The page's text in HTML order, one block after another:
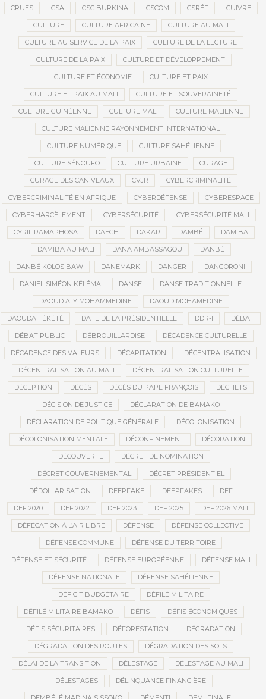
CRUES CSA CSC BURKINA CSCOM CSRÉF CUIVRE
CULTURE CULTURE AFRICAINE CULTURE AU MALI
CULTURE AU SERVICE DE LA PAIX CULTURE DE LA LECTURE
CULTURE DE LA PAIX CULTURE ET DÉVELOPPEMENT
CULTURE ET ÉCONOMIE CULTURE ET PAIX
CULTURE ET PAIX AU MALI CULTURE ET SOUVERAINETÉ
CULTURE GUINÉENNE CULTURE MALI CULTURE MALIENNE
CULTURE MALIENNE RAYONNEMENT INTERNATIONAL
CULTURE NUMÉRIQUE CULTURE SAHÉLIENNE
CULTURE SÉNOUFO CULTURE URBAINE CURAGE
CURAGE DES CANIVEAUX CVJR CYBERCRIMINALITÉ
CYBERCRIMINALITÉ EN AFRIQUE CYBERDÉFENSE CYBERESPACE
CYBERHARCÈLEMENT CYBERSÉCURITÉ CYBERSÉCURITÉ MALI
CYRIL RAMAPHOSA DAECH DAKAR DAMBÉ DAMIBA
DAMIBA AU MALI DANA AMBASSAGOU DANBÉ
DANBÉ KOLOSIBAW DANEMARK DANGER DANGORONI
DANIEL SIMÉON KÉLÉMA DANSE DANSE TRADITIONNELLE
DAOUD ALY MOHAMMEDINE DAOUD MOHAMEDINE
DAOUDA TÉKÉTÉ DATE DE LA PRÉSIDENTIELLE DDR-I DÉBAT
DÉBAT PUBLIC DÉBROUILLARDISE DÉCADENCE CULTURELLE
DÉCADENCE DES VALEURS DÉCAPITATION DÉCENTRALISATION
DÉCENTRALISATION AU MALI DÉCENTRALISATION CULTURELLE
DÉCEPTION DÉCÈS DÉCÈS DU PAPE FRANÇOIS DÉCHETS
DÉCISION DE JUSTICE DÉCLARATION DE BAMAKO
DÉCLARATION DE POLITIQUE GÉNÉRALE DÉCOLONISATION
DÉCOLONISATION MENTALE DÉCONFINEMENT DÉCORATION
DÉCOUVERTE DÉCRET DE NOMINATION
DÉCRET GOUVERNEMENTAL DÉCRET PRÉSIDENTIEL
DÉDOLLARISATION DEEPFAKE DEEPFAKES DEF
DEF 2020 DEF 2022 DEF 2023 DEF 2025 DEF 2026 MALI
DÉFÉCATION À L’AIR LIBRE DÉFENSE DÉFENSE COLLECTIVE
DÉFENSE COMMUNE DÉFENSE DU TERRITOIRE
DÉFENSE ET SÉCURITÉ DÉFENSE EUROPÉENNE DÉFENSE MALI
DÉFENSE NATIONALE DÉFENSE SAHÉLIENNE
DÉFICIT BUDGÉTAIRE DÉFILÉ MILITAIRE
DÉFILÉ MILITAIRE BAMAKO DÉFIS DÉFIS ÉCONOMIQUES
DÉFIS SÉCURITAIRES DÉFORESTATION DÉGRADATION
DÉGRADATION DES ROUTES DÉGRADATION DES SOLS
DÉLAI DE LA TRANSITION DÉLESTAGE DÉLESTAGE AU MALI
DÉLESTAGES DÉLINQUANCE FINANCIÈRE